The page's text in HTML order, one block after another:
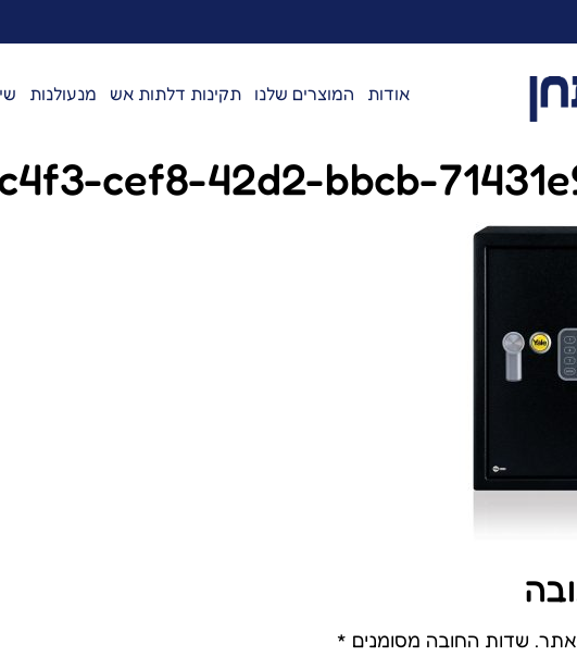
אודות המוצרים שלנו תקינות דלתות אש מנעולנות
cef8-42d2-bbcb-
שדות החובה מסומנים *